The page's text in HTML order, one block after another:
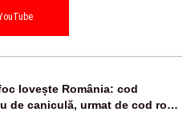
lovește România: cod
de caniculă, urmat de cod roșu